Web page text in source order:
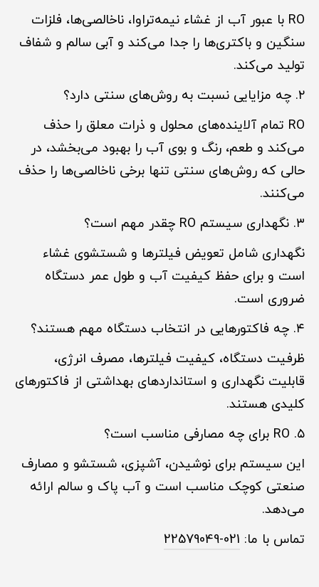
RO با عبور آب از غشاء نیمه‌تراوا، ناخالصی‌ها، فلزات
سنگین و باکتری‌ها را جدا می‌کند و آبی سالم و شفاف
تولید می‌کند.
۲. چه مزایایی نسبت به روش‌های سنتی دارد؟
RO تمام آلاینده‌های محلول و ذرات معلق را حذف
می‌کند و طعم، رنگ و بوی آب را بهبود می‌بخشد، در
حالی که روش‌های سنتی تنها برخی ناخالصی‌ها را حذف
می‌کنند.
۳. نگهداری سیستم RO چقدر مهم است؟
نگهداری شامل تعویض فیلترها و شستشوی غشاء
است و برای حفظ کیفیت آب و طول عمر دستگاه
ضروری است.
۴. چه فاکتورهایی در انتخاب دستگاه مهم هستند؟
ظرفیت دستگاه، کیفیت فیلترها، مصرف انرژی،
قابلیت نگهداری و استانداردهای بهداشتی از فاکتورهای
کلیدی هستند.
۵. RO برای چه مصارفی مناسب است؟
این سیستم برای نوشیدن، آشپزی، شستشو و مصارف
صنعتی کوچک مناسب است و آب پاک و سالم ارائه
می‌دهد.
تماس با ما: 021-22579049